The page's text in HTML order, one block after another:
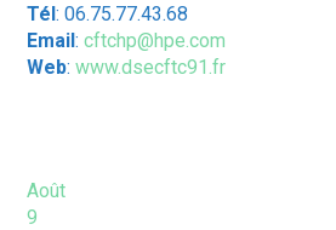
Tél: 06.75.77.43.68
Email:cftchp@hpe.com
Web:www.dsecftc91.fr
Août
9